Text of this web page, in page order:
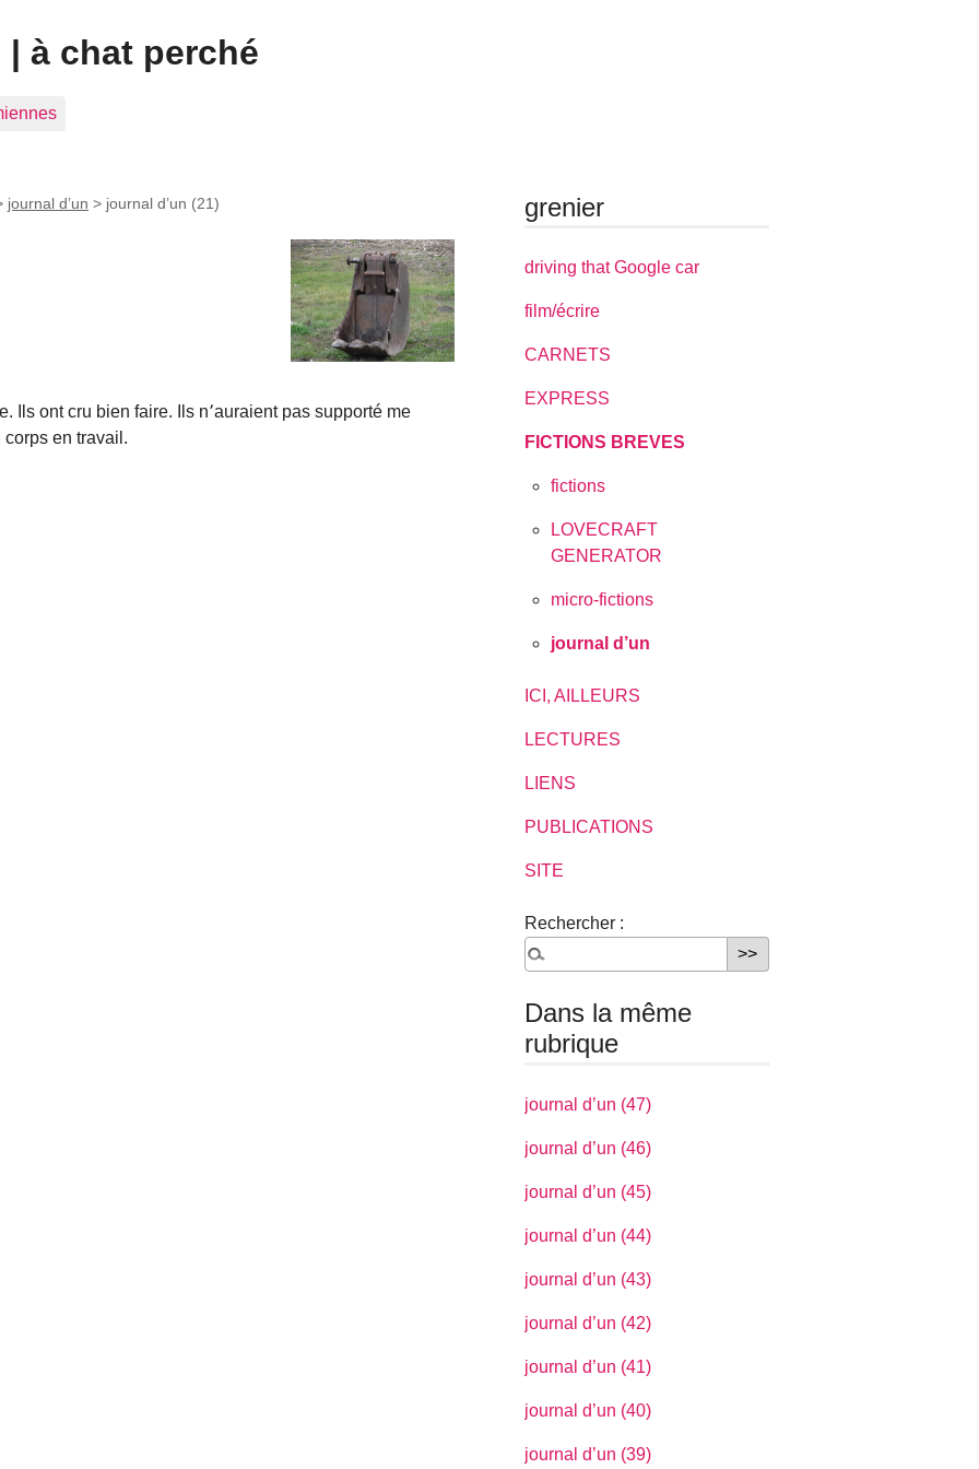
à chat perché
journal d’un > journal d’un (21)
Ils ont cru bien faire. Ils n՚auraient pas supporté me
corps en travail.
grenier
driving that Google car
film/écrire
CARNETS
EXPRESS
FICTIONS BREVES
fictions
LOVECRAFT
GENERATOR
micro-fictions
journal d’un
ICI, AILLEURS
LECTURES
LIENS
PUBLICATIONS
SITE
Rechercher :
Dans la même
rubrique
journal d’un (47)
journal d’un (46)
journal d’un (45)
journal d’un (44)
journal d’un (43)
journal d’un (42)
journal d’un (41)
journal d’un (40)
journal d’un (39)